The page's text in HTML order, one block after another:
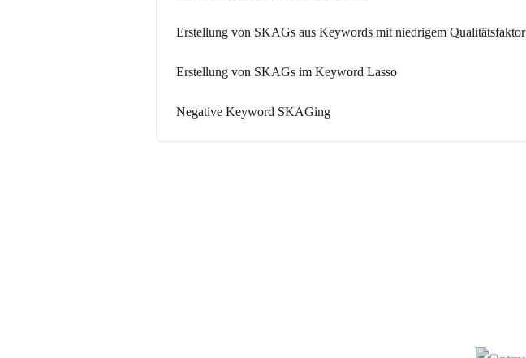
Erstellung von SKAGs aus Keywords mit niedrigem Qualitätsfaktor
Erstellung von SKAGs im Keyword Lasso
Negative Keyword SKAGing